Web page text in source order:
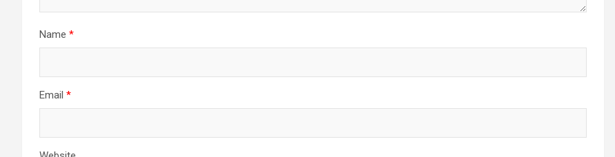
Name *
Email *